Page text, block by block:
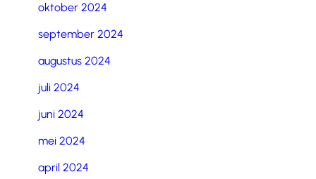
oktober 2024
september 2024
augustus 2024
juli 2024
juni 2024
mei 2024
april 2024